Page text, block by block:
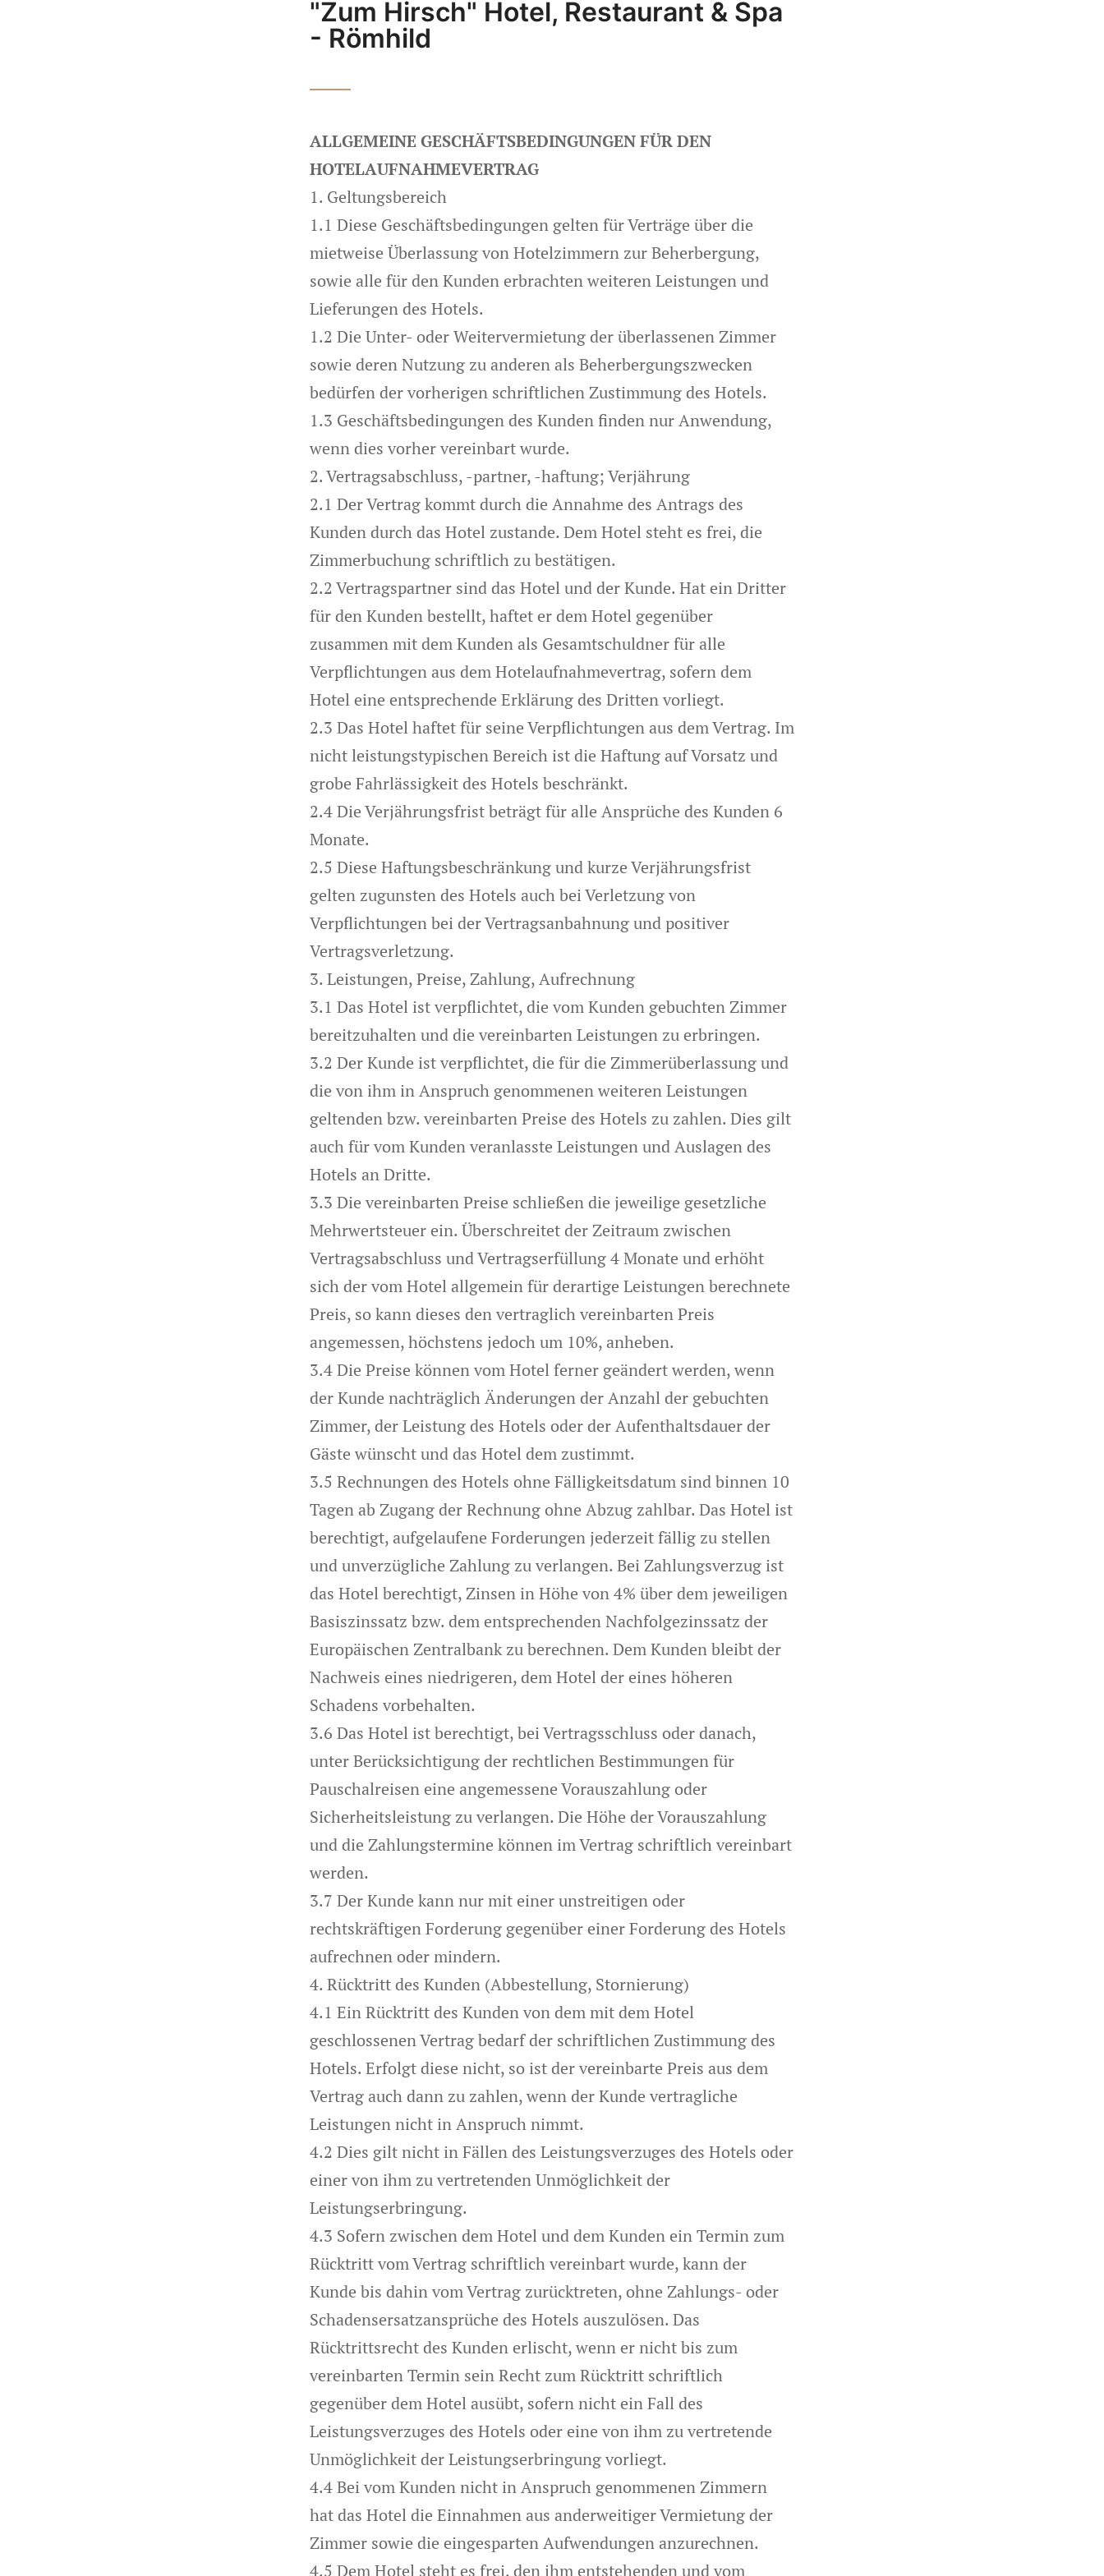
"Zum Hirsch" Hotel, Restaurant & Spa
- Römhild
ALLGEMEINE GESCHÄFTSBEDINGUNGEN FÜR DEN
HOTELAUFNAHMEVERTRAG
1. Geltungsbereich
1.1 Diese Geschäftsbedingungen gelten für Verträge über die
mietweise Überlassung von Hotelzimmern zur Beherbergung,
sowie alle für den Kunden erbrachten weiteren Leistungen und
Lieferungen des Hotels.
1.2 Die Unter- oder Weitervermietung der überlassenen Zimmer
sowie deren Nutzung zu anderen als Beherbergungszwecken
bedürfen der vorherigen schriftlichen Zustimmung des Hotels.
1.3 Geschäftsbedingungen des Kunden finden nur Anwendung,
wenn dies vorher vereinbart wurde.
2. Vertragsabschluss, -partner, -haftung; Verjährung
2.1 Der Vertrag kommt durch die Annahme des Antrags des
Kunden durch das Hotel zustande. Dem Hotel steht es frei, die
Zimmerbuchung schriftlich zu bestätigen.
2.2 Vertragspartner sind das Hotel und der Kunde. Hat ein Dritter
für den Kunden bestellt, haftet er dem Hotel gegenüber
zusammen mit dem Kunden als Gesamtschuldner für alle
Verpflichtungen aus dem Hotelaufnahmevertrag, sofern dem
Hotel eine entsprechende Erklärung des Dritten vorliegt.
2.3 Das Hotel haftet für seine Verpflichtungen aus dem Vertrag. Im
nicht leistungstypischen Bereich ist die Haftung auf Vorsatz und
grobe Fahrlässigkeit des Hotels beschränkt.
2.4 Die Verjährungsfrist beträgt für alle Ansprüche des Kunden 6
Monate.
2.5 Diese Haftungsbeschränkung und kurze Verjährungsfrist
gelten zugunsten des Hotels auch bei Verletzung von
Verpflichtungen bei der Vertragsanbahnung und positiver
Vertragsverletzung.
3. Leistungen, Preise, Zahlung, Aufrechnung
3.1 Das Hotel ist verpflichtet, die vom Kunden gebuchten Zimmer
bereitzuhalten und die vereinbarten Leistungen zu erbringen.
3.2 Der Kunde ist verpflichtet, die für die Zimmerüberlassung und
die von ihm in Anspruch genommenen weiteren Leistungen
geltenden bzw. vereinbarten Preise des Hotels zu zahlen. Dies gilt
auch für vom Kunden veranlasste Leistungen und Auslagen des
Hotels an Dritte.
3.3 Die vereinbarten Preise schließen die jeweilige gesetzliche
Mehrwertsteuer ein. Überschreitet der Zeitraum zwischen
Vertragsabschluss und Vertragserfüllung 4 Monate und erhöht
sich der vom Hotel allgemein für derartige Leistungen berechnete
Preis, so kann dieses den vertraglich vereinbarten Preis
angemessen, höchstens jedoch um 10%, anheben.
3.4 Die Preise können vom Hotel ferner geändert werden, wenn
der Kunde nachträglich Änderungen der Anzahl der gebuchten
Zimmer, der Leistung des Hotels oder der Aufenthaltsdauer der
Gäste wünscht und das Hotel dem zustimmt.
3.5 Rechnungen des Hotels ohne Fälligkeitsdatum sind binnen 10
Tagen ab Zugang der Rechnung ohne Abzug zahlbar. Das Hotel ist
berechtigt, aufgelaufene Forderungen jederzeit fällig zu stellen
und unverzügliche Zahlung zu verlangen. Bei Zahlungsverzug ist
das Hotel berechtigt, Zinsen in Höhe von 4% über dem jeweiligen
Basiszinssatz bzw. dem entsprechenden Nachfolgezinssatz der
Europäischen Zentralbank zu berechnen. Dem Kunden bleibt der
Nachweis eines niedrigeren, dem Hotel der eines höheren
Schadens vorbehalten.
3.6 Das Hotel ist berechtigt, bei Vertragsschluss oder danach,
unter Berücksichtigung der rechtlichen Bestimmungen für
Pauschalreisen eine angemessene Vorauszahlung oder
Sicherheitsleistung zu verlangen. Die Höhe der Vorauszahlung
und die Zahlungstermine können im Vertrag schriftlich vereinbart
werden.
3.7 Der Kunde kann nur mit einer unstreitigen oder
rechtskräftigen Forderung gegenüber einer Forderung des Hotels
aufrechnen oder mindern.
4. Rücktritt des Kunden (Abbestellung, Stornierung)
4.1 Ein Rücktritt des Kunden von dem mit dem Hotel
geschlossenen Vertrag bedarf der schriftlichen Zustimmung des
Hotels. Erfolgt diese nicht, so ist der vereinbarte Preis aus dem
Vertrag auch dann zu zahlen, wenn der Kunde vertragliche
Leistungen nicht in Anspruch nimmt.
4.2 Dies gilt nicht in Fällen des Leistungsverzuges des Hotels oder
einer von ihm zu vertretenden Unmöglichkeit der
Leistungserbringung.
4.3 Sofern zwischen dem Hotel und dem Kunden ein Termin zum
Rücktritt vom Vertrag schriftlich vereinbart wurde, kann der
Kunde bis dahin vom Vertrag zurücktreten, ohne Zahlungs- oder
Schadensersatzansprüche des Hotels auszulösen. Das
Rücktrittsrecht des Kunden erlischt, wenn er nicht bis zum
vereinbarten Termin sein Recht zum Rücktritt schriftlich
gegenüber dem Hotel ausübt, sofern nicht ein Fall des
Leistungsverzuges des Hotels oder eine von ihm zu vertretende
Unmöglichkeit der Leistungserbringung vorliegt.
4.4 Bei vom Kunden nicht in Anspruch genommenen Zimmern
hat das Hotel die Einnahmen aus anderweitiger Vermietung der
Zimmer sowie die eingesparten Aufwendungen anzurechnen.
4.5 Dem Hotel steht es frei, den ihm entstehenden und vom